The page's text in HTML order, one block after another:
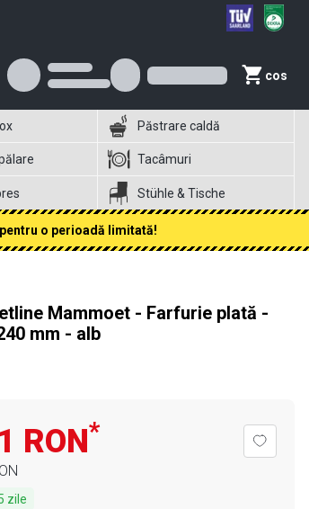
cos
Păstrare caldă
Tacâmuri
Stühle & Tische
o perioadă limitată!
Mammoet - Farfurie plată -
mm - alb
RON*
zile